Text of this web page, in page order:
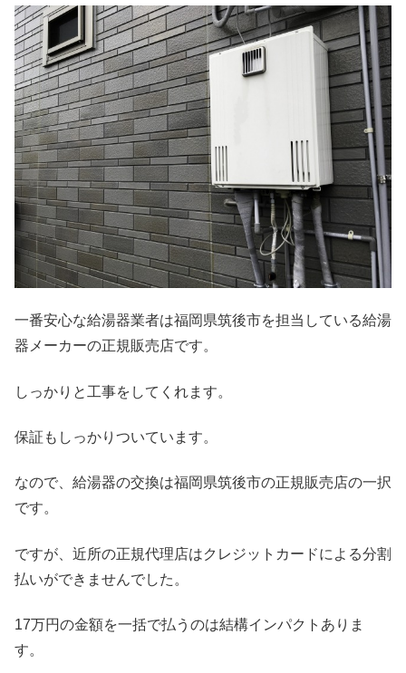
一番安心な給湯器業者は福岡県筑後市を担当している給湯
器メーカーの正規販売店です。
しっかりと工事をしてくれます。
保証もしっかりついています。
なので、給湯器の交換は福岡県筑後市の正規販売店の一択
です。
ですが、近所の正規代理店はクレジットカードによる分割
払いができませんでした。
17万円の金額を一括で払うのは結構インパクトありま
す。